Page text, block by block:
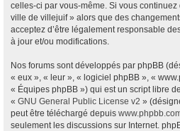
celles-ci par vous-même. Si vous
ville de villejuif » alors que des
acceptez d’être légalement responsable
à jour et/ou modifications.
Nos forums sont développés par phpBB
« eux », « leur », « logiciel phpBB », «
« Équipes phpBB ») qui est un script libre
« GNU General Public License v2 »
peut être téléchargé depuis
seulement les discussions sur Internet.